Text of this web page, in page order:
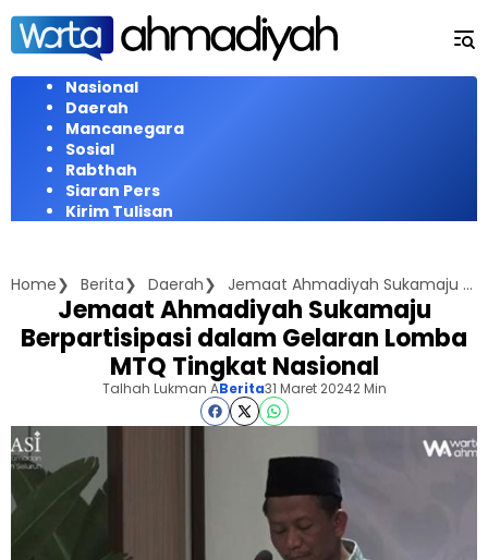
Langsung
konten
Nasional
Daerah
Mancanegara
Sosial
Rabthah
Siaran Pers
Kirim Tulisan
Home Berita Daerah Jemaat Ahmadiyah Sukamaju Berpartisipasi dalam Gelaran Lomba MTQ Tingkat Nasional
Jemaat Ahmadiyah Sukamaju
Berpartisipasi dalam Gelaran Lomba
MTQ Tingkat Nasional
Talhah Lukman ABerita31 Maret 20242 Min